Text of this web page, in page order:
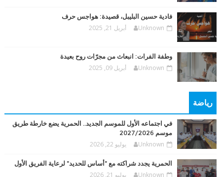
فادية حسين البليبل، قصيدة: هواجس حرف
Unknown أبريل 21, 2025
وطفة الفرات: انبعاث من مجرّات روح بعيدة
Unknown أبريل 09, 2025
رياضة
في اجتماعه الأول للموسم الجديد.. الحمرية يضع خارطة طريق
موسم 2027/2026
Unknown يوليو 22, 2026
الحمرية يجدد شراكته مع "أساس للحديد" لرعاية الفريق الأول
Unknown يوليو 21, 2026